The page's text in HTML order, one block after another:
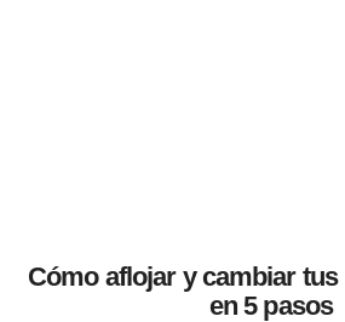
Cómo aflojar y cambiar tus
en 5 pasos